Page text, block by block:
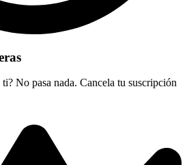
ti? No pasa nada. Cancela tu suscripción